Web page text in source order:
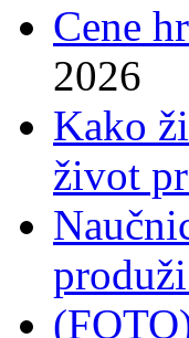
Cene
2026
Kako
život